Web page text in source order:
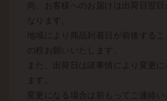
尚、お客様へのお届けは出荷日翌日
なります。
地域により商品到着日が前後するこ
の程お願いいたします。
また、出荷日は諸事情により変更に
ます。
変更になる場合は前もってご連絡い